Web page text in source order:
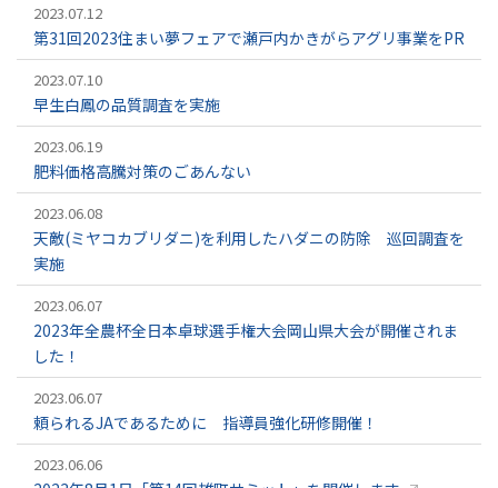
2023.07.12
第31回2023住まい夢フェアで瀬戸内かきがらアグリ事業をPR
2023.07.10
早生白鳳の品質調査を実施
2023.06.19
肥料価格高騰対策のごあんない
2023.06.08
天敵(ミヤコカブリダニ)を利用したハダニの防除 巡回調査を
実施
2023.06.07
2023年全農杯全日本卓球選手権大会岡山県大会が開催されま
した！
2023.06.07
頼られるJAであるために 指導員強化研修開催！
2023.06.06